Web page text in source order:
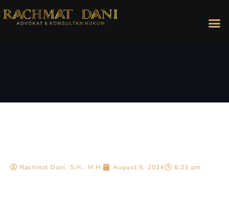
Rachmat Dani, S.H., M.H. August 8, 2024 6:23 pm